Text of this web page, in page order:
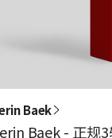
Baek
Baek - 正规